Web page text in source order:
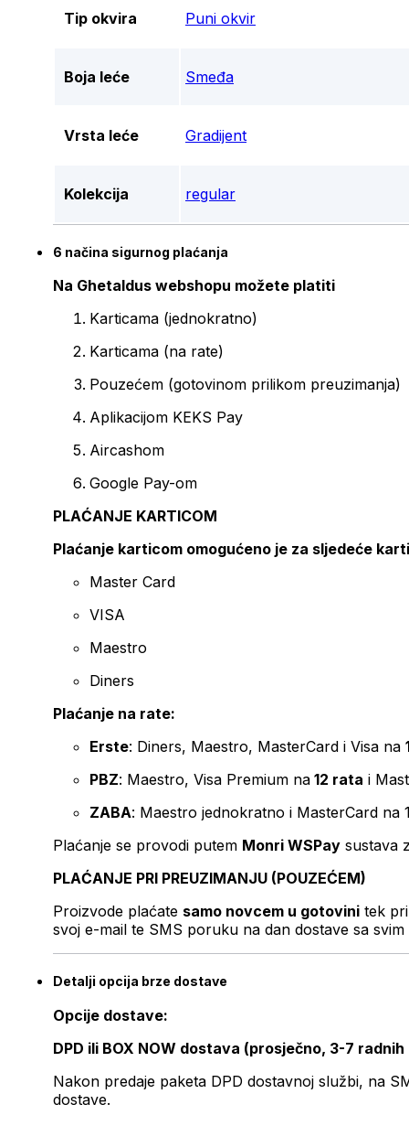
Tip okvira Puni okvir
Boja leće Smeđa
Vrsta leće Gradijent
Kolekcija regular
6 načina sigurnog plaćanja
Na Ghetaldus webshopu možete platiti
Karticama (jednokratno)
Karticama (na rate)
Pouzećem (gotovinom prilikom preuzimanja)
Aplikacijom KEKS Pay
Aircashom
Google Pay-om
PLAĆANJE KARTICOM
Plaćanje karticom omogućeno je za sljedeće
Master Card
VISA
Maestro
Diners
Plaćanje na rate:
Erste: Diners, Maestro, MasterCard i Visa na
PBZ: Maestro, Visa Premium na 12 rata i
ZABA: Maestro jednokratno i MasterCard na
Plaćanje se provodi putem Monri WSPay sustava
PLAĆANJE PRI PREUZIMANJU (POUZEĆEM)
Proizvode plaćate samo novcem u gotovini tek
svoj e-mail te SMS poruku na dan dostave sa svim
Detalji opcija brze dostave
Opcije dostave:
DPD ili BOX NOW dostava (prosječno, 3-7 radnih
Nakon predaje paketa DPD dostavnoj službi, na
dostave.